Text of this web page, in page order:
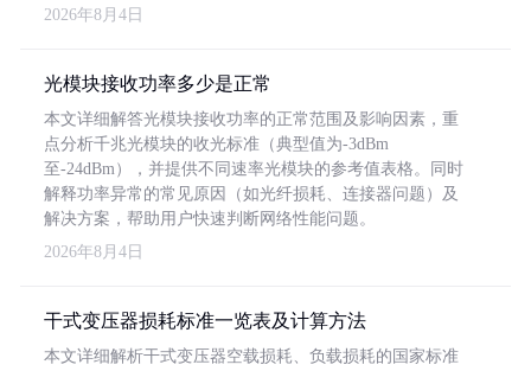
2026年8月4日
光模块接收功率多少是正常
本文详细解答光模块接收功率的正常范围及影响因素，重
点分析千兆光模块的收光标准（典型值为-3dBm
至-24dBm），并提供不同速率光模块的参考值表格。同时
解释功率异常的常见原因（如光纤损耗、连接器问题）及
解决方案，帮助用户快速判断网络性能问题。
2026年8月4日
干式变压器损耗标准一览表及计算方法
本文详细解析干式变压器空载损耗、负载损耗的国家标准